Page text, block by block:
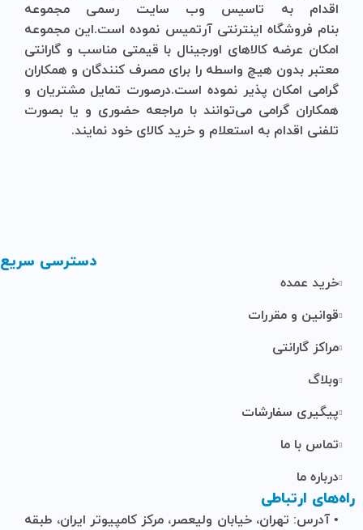
اقدام به تاسیس وب سایت رسمی مجموعه
بنام فروشگاه اینترنتی آرتمیس نموده است.این مجموعه
امکان عرضه کالاهای اورجینال با قیمتی مناسب و گارانتی
معتبر بدون هیچ واسطه را برای مصرف کنندگان و همکاران
گرامی امکان پذیر نموده است.درصورت تمایل مشتریان و
همکاران گرامی می‌توانند با مراجعه حضوری و یا بصورت
تلفنی اقدام به استعلام و خرید کالای خود نمایند.
دسترسی سریع
خرید عمده
قوانین و مقررات
مراکز گارانتی
وبلاگ
پیگیری سفارشات
تماس با ما
درباره ما
راه‌های ارتباطی
• آدرس: تهران، خیابان ولیعصر، مرکز کامپیوتر ایران، طبقه